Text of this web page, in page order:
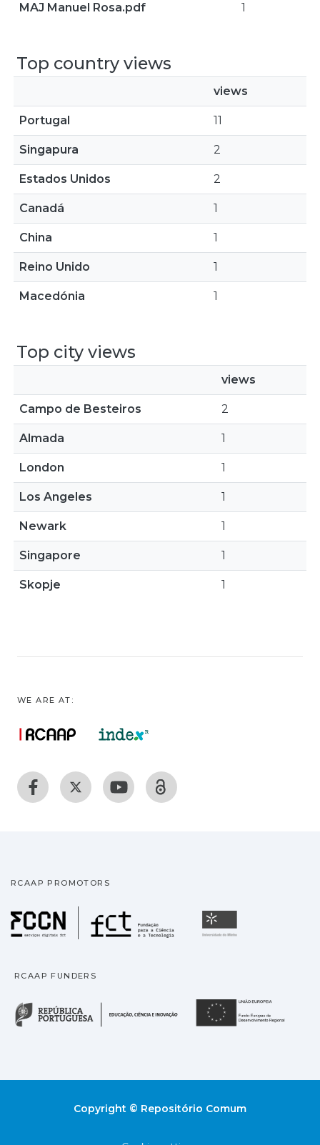
MAJ Manuel Rosa.pdf 1
Top country views
views
Portugal 11
Singapura 2
Estados Unidos 2
Canadá 1
China 1
Reino Unido 1
Macedónia 1
Top city views
views
Campo de Besteiros 2
Almada 1
London 1
Los Angeles 1
Newark 1
Singapore 1
Skopje 1
WE ARE AT:
RCAAP PROMOTORS
Fundação para a
RCAAP FUNDERS
República Portuguesa
Copyright © Repositório Comum